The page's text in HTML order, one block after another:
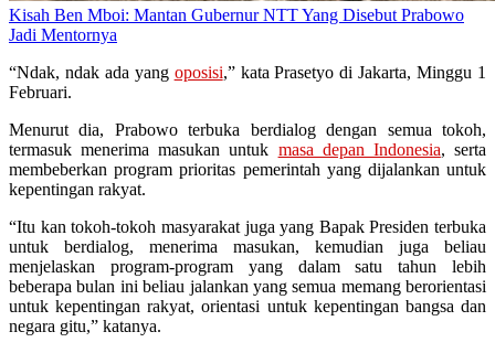
Kisah Ben Mboi: Mantan Gubernur NTT Yang Disebut Prabowo
Jadi Mentornya
“Ndak, ndak ada yang oposisi,” kata Prasetyo di Jakarta, Minggu 1
Februari.
Menurut dia, Prabowo terbuka berdialog dengan semua tokoh,
termasuk menerima masukan untuk masa depan Indonesia, serta
membeberkan program prioritas pemerintah yang dijalankan untuk
kepentingan rakyat.
“Itu kan tokoh-tokoh masyarakat juga yang Bapak Presiden terbuka
untuk berdialog, menerima masukan, kemudian juga beliau
menjelaskan program-program yang dalam satu tahun lebih
beberapa bulan ini beliau jalankan yang semua memang berorientasi
untuk kepentingan rakyat, orientasi untuk kepentingan bangsa dan
negara gitu,” katanya.